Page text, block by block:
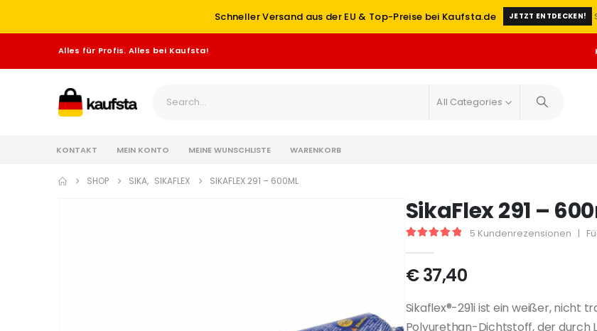
Schneller Versand aus der EU & Top-Preise bei Kaufsta.de JETZT ENTDECKEN!
Alles für Profis. Alles bei Kaufsta!
All Categories
KONTAKT MEIN KONTO MEINE WUNSCHLISTE WARENKORB
SHOP SIKA, SIKAFLEX SIKAFLEX 291 – 600ML
SikaFlex 291 –
5 Kundenrezensionen |
€37,40
Sikaflex®-291i ist ein weißer, nicht
Polyurethan-Dichtstoff, der durch